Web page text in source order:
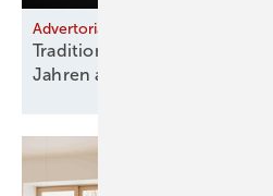
Advertorial
Tradition trifft Qualität:
Jahren auf RATH